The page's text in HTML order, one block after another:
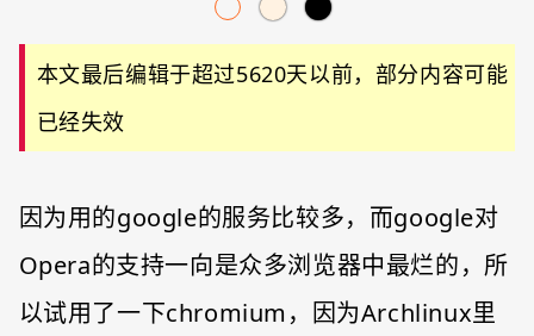
本文最后编辑于超过5620天以前，部分内容可能
已经失效
因为用的google的服务比较多，而google对
Opera的支持一向是众多浏览器中最烂的，所
以试用了一下chromium，因为Archlinux里